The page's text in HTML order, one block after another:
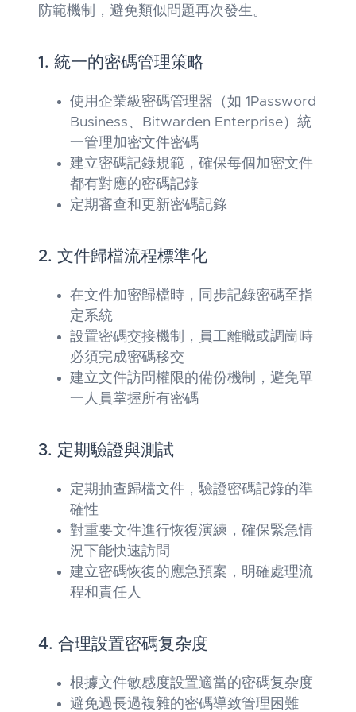
防範機制，避免類似問題再次發生。
1. 統一的密碼管理策略
使用企業級密碼管理器（如 1Password
Business、Bitwarden Enterprise）統
一管理加密文件密碼
建立密碼記錄規範，確保每個加密文件
都有對應的密碼記錄
定期審查和更新密碼記錄
2. 文件歸檔流程標準化
在文件加密歸檔時，同步記錄密碼至指
定系統
設置密碼交接機制，員工離職或調崗時
必須完成密碼移交
建立文件訪問權限的備份機制，避免單
一人員掌握所有密碼
3. 定期驗證與測試
定期抽查歸檔文件，驗證密碼記錄的準
確性
對重要文件進行恢復演練，確保緊急情
況下能快速訪問
建立密碼恢復的應急預案，明確處理流
程和責任人
4. 合理設置密碼复杂度
根據文件敏感度設置適當的密碼复杂度
避免過長過複雜的密碼導致管理困難